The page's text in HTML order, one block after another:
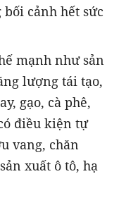
cảnh hết sức
mạnh như sản
lượng tái tạo,
gạo, cà phê,
điều kiện tự
vang, chăn
xuất ô tô, hạ